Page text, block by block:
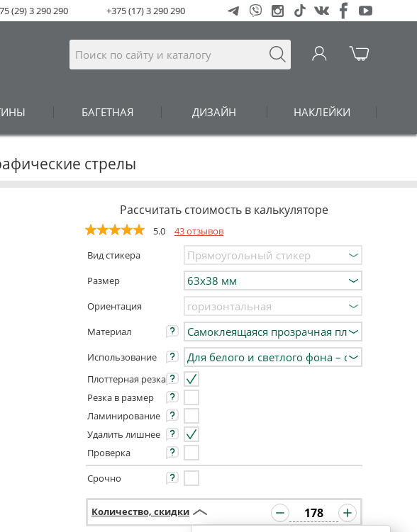
БАГЕТНАЯ ДИЗАЙН НАКЛЕЙКИ
(29) 3 290 290 +375 (17) 3 290 290
стрелы
Рассчитать стоимость в калькуляторе
5.0
43 отзывов
Вид стикера
Размер
Ориентация
Материал
Использование
Плоттерная резка
Резка в размер
Ламинирование
Удалить лишнее
Проверка
Срочно
Количество, скидки